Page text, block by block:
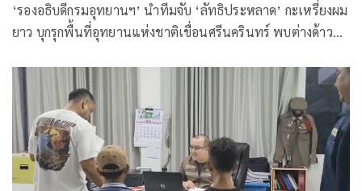
‘รองอธิบดีกรมอุทยานฯ’ นำทีมจับ ‘ลัทธิประหลาด’ กะเหรี่ยงผม
ยาว บุกรุกพื้นที่อุทยานแห่งชาติเขื่อนศรีนครินทร์ พบต่างด้าว